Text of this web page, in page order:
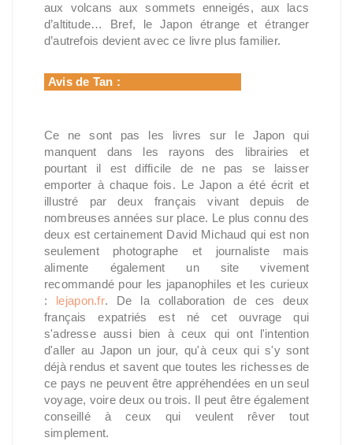
aux volcans aux sommets enneigés, aux lacs
d’altitude… Bref, le Japon étrange et étranger
d’autrefois devient avec ce livre plus familier.
Avis de Tan :
Ce ne sont pas les livres sur le Japon qui
manquent dans les rayons des librairies et
pourtant il est difficile de ne pas se laisser
emporter à chaque fois. Le Japon a été écrit et
illustré par deux français vivant depuis de
nombreuses années sur place. Le plus connu des
deux est certainement David Michaud qui est non
seulement photographe et journaliste mais
alimente également un site vivement
recommandé pour les japanophiles et les curieux
: lejapon.fr. De la collaboration de ces deux
français expatriés est né cet ouvrage qui
s'adresse aussi bien à ceux qui ont l'intention
d'aller au Japon un jour, qu'à ceux qui s'y sont
déjà rendus et savent que toutes les richesses de
ce pays ne peuvent être appréhendées en un seul
voyage, voire deux ou trois. Il peut être également
conseillé à ceux qui veulent rêver tout
simplement.